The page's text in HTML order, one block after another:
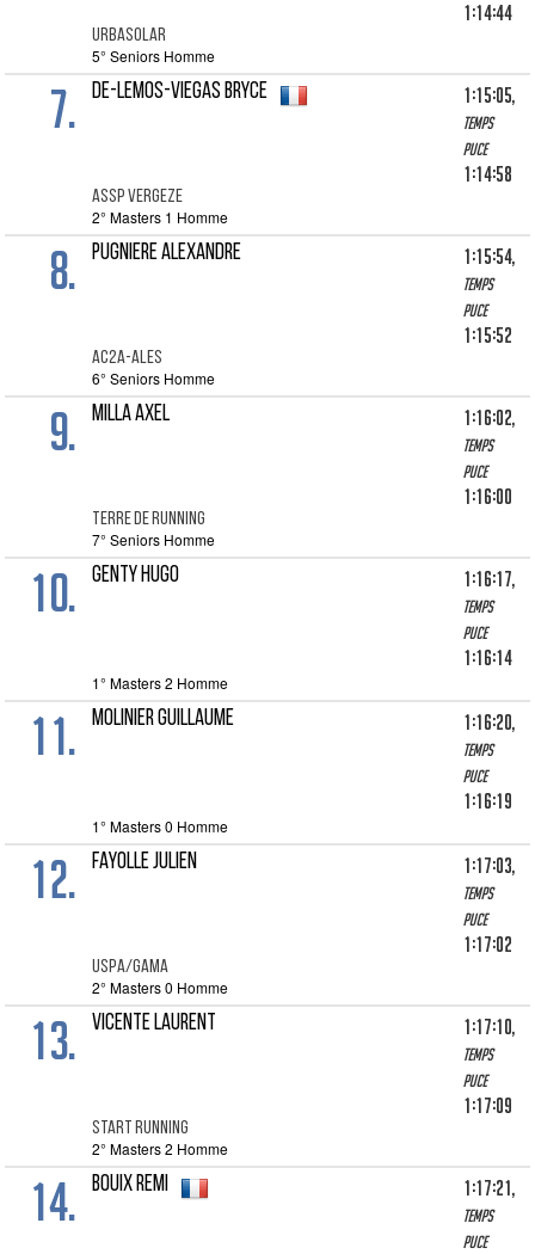
URBASOLAR
1:14:44
5° Seniors Homme
7. DE-LEMOS-VIEGAS BRYCE
ASSP VERGEZE
1:15:05,
Temps
puce
1:14:58
2° Masters 1 Homme
8. PUGNIERE ALEXANDRE
AC2A-ALES
1:15:54,
Temps
puce
1:15:52
6° Seniors Homme
9. MILLA AXEL
TERRE DE RUNNING
1:16:02,
Temps
puce
1:16:00
7° Seniors Homme
10. GENTY HUGO 1:16:17,
Temps
puce
1:16:14
1° Masters 2 Homme
11. MOLINIER GUILLAUME 1:16:20,
Temps
puce
1:16:19
1° Masters 0 Homme
12. FAYOLLE JULIEN
USPA/GAMA
1:17:03,
Temps
puce
1:17:02
2° Masters 0 Homme
13. VICENTE Laurent
START RUNNING
1:17:10,
Temps
puce
1:17:09
2° Masters 2 Homme
14. BOUIX REMI 1:17:21,
Temps
puce